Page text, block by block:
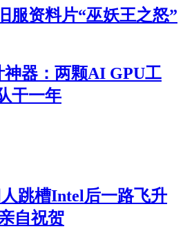
服资料片“巫妖王之怒”
器：两颗AI GPU工
干一年
跳槽Intel后一路飞升
自祝贺